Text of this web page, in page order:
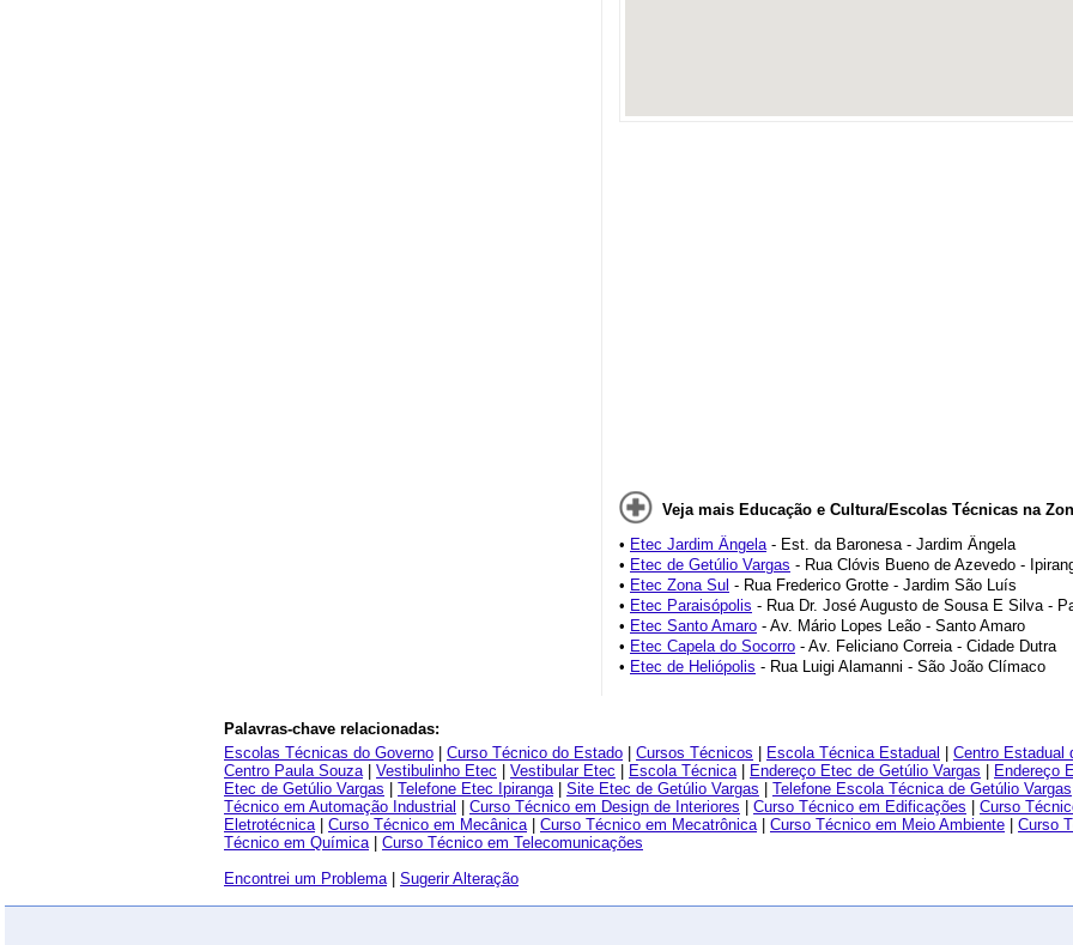
Veja mais Educação e Cultura/Escolas Técnicas na
• Etec Jardim Ângela- Est. da Baronesa - Jardim Ângela
• Etec de Getúlio Vargas - Rua Clóvis Bueno de Azevedo -
• Etec Zona Sul - Rua Frederico Grotte - Jardim São Luís
• Etec Paraisópolis - Rua Dr. José Augusto de Sousa E Silva -
• Etec Santo Amaro - Av. Mário Lopes Leão - Santo Amaro
• Etec Capela do Socorro - Av. Feliciano Correia - Cidade Dutra
• Etec de Heliópolis - Rua Luigi Alamanni - São João Clímaco
Palavras-chave relacionadas:
Escolas Técnicas do Governo
Curso Técnico do Estado Cursos Técnicos Escola Técnica Estadual Centro Estadual
Centro Paula Souza| Vestibulinho Etec Vestibular Etec Escola Técnica| Endereço Etec de Getúlio Vargas Endereço
Etec de Getúlio Vargas
Telefone Etec Ipiranga| Site Etec de Getúlio Vargas Telefone Escola Técnica de Getúlio Vargas
Técnico em Automação Industrial
Curso Técnico em Design de Interiores Curso Técnico em Edificações Curso
Eletrotécnica| Curso Técnico em Mecânica| Curso Técnico em Mecatrônica| Curso Técnico em Meio Ambiente Curso
Técnico em Química| Curso Técnico em Telecomunicações
Encontrei um Problema| Sugerir Alteração